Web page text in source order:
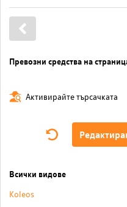
Превозни средства на
Активирайте търсачката
Всички видове
Koleos